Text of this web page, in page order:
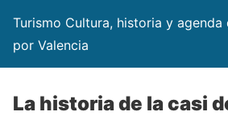
Turismo Cultura, historia y agenda
por Valencia
La historia de la casi